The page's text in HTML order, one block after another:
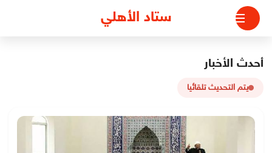
التجاوز
المحتوى
ستاد الأهلي
أحدث الأخبار
يتم التحديث تلقائيا